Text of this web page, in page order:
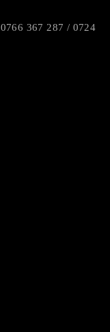
0766 367 287 / 0724